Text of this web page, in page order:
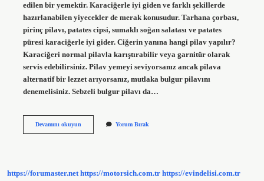
edilen bir yemektir. Karaciğerle iyi giden ve farklı şekillerde
hazırlanabilen yiyecekler de merak konusudur. Tarhana çorbası,
pirinç pilavı, patates cipsi, sumaklı soğan salatası ve patates
püresi karaciğerle iyi gider. Ciğerin yanına hangi pilav yapılır?
Karaciğeri normal pilavla karıştırabilir veya garnitür olarak
servis edebilirsiniz. Pilav yemeyi seviyorsanız ancak pilava
alternatif bir lezzet arıyorsanız, mutlaka bulgur pilavını
denemelisiniz. Sebzeli bulgur pilavı da…
Devamını okuyunKuzu
Yorum Bırak
https://forumaster.net https://motorsich.com.tr https://evindelisi.com.tr